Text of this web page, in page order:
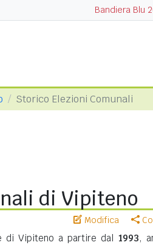
Bandiera Blu
Storico Elezioni Comunali
di Vipiteno
Modifica
di Vipiteno a partire dal 1993,